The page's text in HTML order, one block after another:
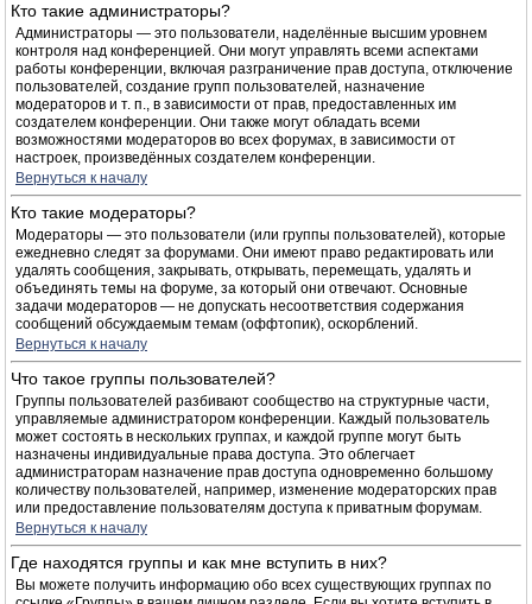
Кто такие администраторы?
Администраторы — это пользователи, наделённые высшим уровнем
контроля над конференцией. Они могут управлять всеми аспектами
работы конференции, включая разграничение прав доступа, отключение
пользователей, создание групп пользователей, назначение
модераторов и т. п., в зависимости от прав, предоставленных им
создателем конференции. Они также могут обладать всеми
возможностями модераторов во всех форумах, в зависимости от
настроек, произведённых создателем конференции.
Вернуться к началу
Кто такие модераторы?
Модераторы — это пользователи (или группы пользователей), которые
ежедневно следят за форумами. Они имеют право редактировать или
удалять сообщения, закрывать, открывать, перемещать, удалять и
объединять темы на форуме, за который они отвечают. Основные
задачи модераторов — не допускать несоответствия содержания
сообщений обсуждаемым темам (оффтопик), оскорблений.
Вернуться к началу
Что такое группы пользователей?
Группы пользователей разбивают сообщество на структурные части,
управляемые администратором конференции. Каждый пользователь
может состоять в нескольких группах, и каждой группе могут быть
назначены индивидуальные права доступа. Это облегчает
администраторам назначение прав доступа одновременно большому
количеству пользователей, например, изменение модераторских прав
или предоставление пользователям доступа к приватным форумам.
Вернуться к началу
Где находятся группы и как мне вступить в них?
Вы можете получить информацию обо всех существующих группах по